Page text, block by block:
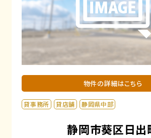
物件の詳細はこちら
貸事務所 貸店舗 静岡県中部
静岡市葵区日出